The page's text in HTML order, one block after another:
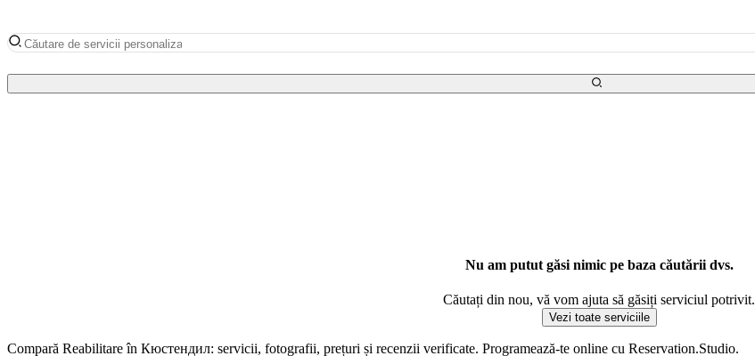
Nu am putut găsi nimic pe baza căutării dvs.
Căutați din nou, vă vom ajuta să găsiți serviciul potrivit.
Vezi toate serviciile
Compară Reabilitare în Кюстендил: servicii, fotografii, prețuri și recenzii verificate. Programează-te online cu Reservation.Studio.